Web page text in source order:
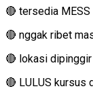
🔴 tersedia MESS
🔴 nggak ribet
🔴 lokasi dipinggir
🔴 LULUS kursus